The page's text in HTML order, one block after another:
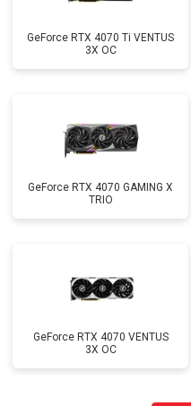
GeForce RTX 4070 Ti VENTUS
3X OC
GeForce RTX 4070 GAMING X
TRIO
GeForce RTX 4070 VENTUS
3X OC